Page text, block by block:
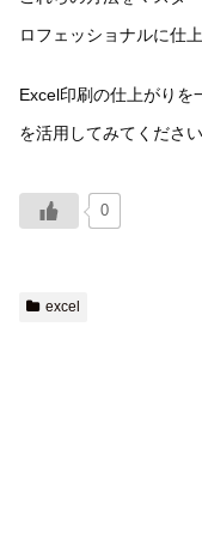
ロフェッショナルに仕
Excel印刷の仕上がりを
を活用してみてください
0
excel